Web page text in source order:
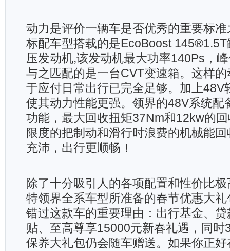
动力是评价一辆车是否优秀的重要标
标配车型搭载的是EcoBoost
压发动机,该发动机最大功率140Ps，
与之匹配的是一台CVT变速箱。这样
于应付日常出行已完全足够。加上48V
使其动力性能更强。领界的48V系统配
功能，最大回收扭矩37Nm和12kw的
限度的把制动和滑行时浪费的机械能
充沛，出行更顺畅！
除了十分吸引人的各项配置和性价比
特领界全系车型所准备的春节优惠大
错过这款车的重要理由：出行基金、
贴、至高尊享15000元新春礼遇，同时
保养大礼包仍会随车赠送。如果你正